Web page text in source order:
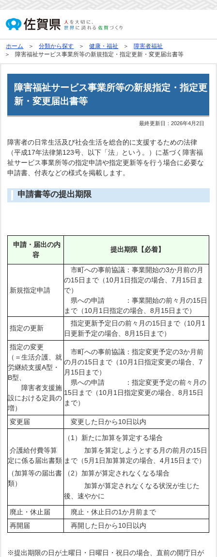
ホーム 分類から探す 健康・福祉
障害者福祉
障害福祉サービス事業所等の新規指定・指定更新・変更届出書等
障害福祉サービス事業所等の新規指定・指定更
新・変更届出書等
最終更新日：2026年4月2日
障害者の日常生活及び社会生活を総合的に支援するための法律
（平成17年法律第123号、以下「法」という。）に基づく障害福
祉サービス事業所等の指定申請や指定更新等を行う場合に必要な
申請書、付表などの様式を掲載します。
申請書等の提出期限
申請・届出の内
容
提出期限【必着】
新規指定申請
市町への事前協議：事業開始の3か月前の月
の15日まで（10月1日指定の場合、7月15日ま
で）
県への申請 ：事業開始の前々月の15日
まで（10月1日指定の場合、8月15日まで）
指定の更新
指定更新予定日の前々月の15日まで（10月1
日更新予定の場合、8月15日まで）
指定の変更
（＝生活介護、就
労継続支援A型・
B型、
障害者支援施
設における定員の
増）
市町への事前協議：指定変更予定の3か月前
の月の15日まで（10月1日指定変更の場合、7
月15日まで）
県への申請 ：指定変更予定の前々月の
15日まで（10月1日指定変更の場合、8月15日
まで）
変更届 変更した日から10日以内
介護給付費等算
定に係る届出書類
（加算等の届出書
類）
（1）新たに加算を算定する場合
加算を算定しようとする月の前月の15日
まで（5月1日加算算定の場合、4月15日まで）
（2）加算が算定されなくなる場合
加算が算定されなくなる状況が生じた
後、速やかに
廃止・休止届
廃止・休止日の1か月前まで
再開届
再開した日から10日以内
※提出期限の日が土曜日・日曜日・祝日の場合、直前の開庁日が